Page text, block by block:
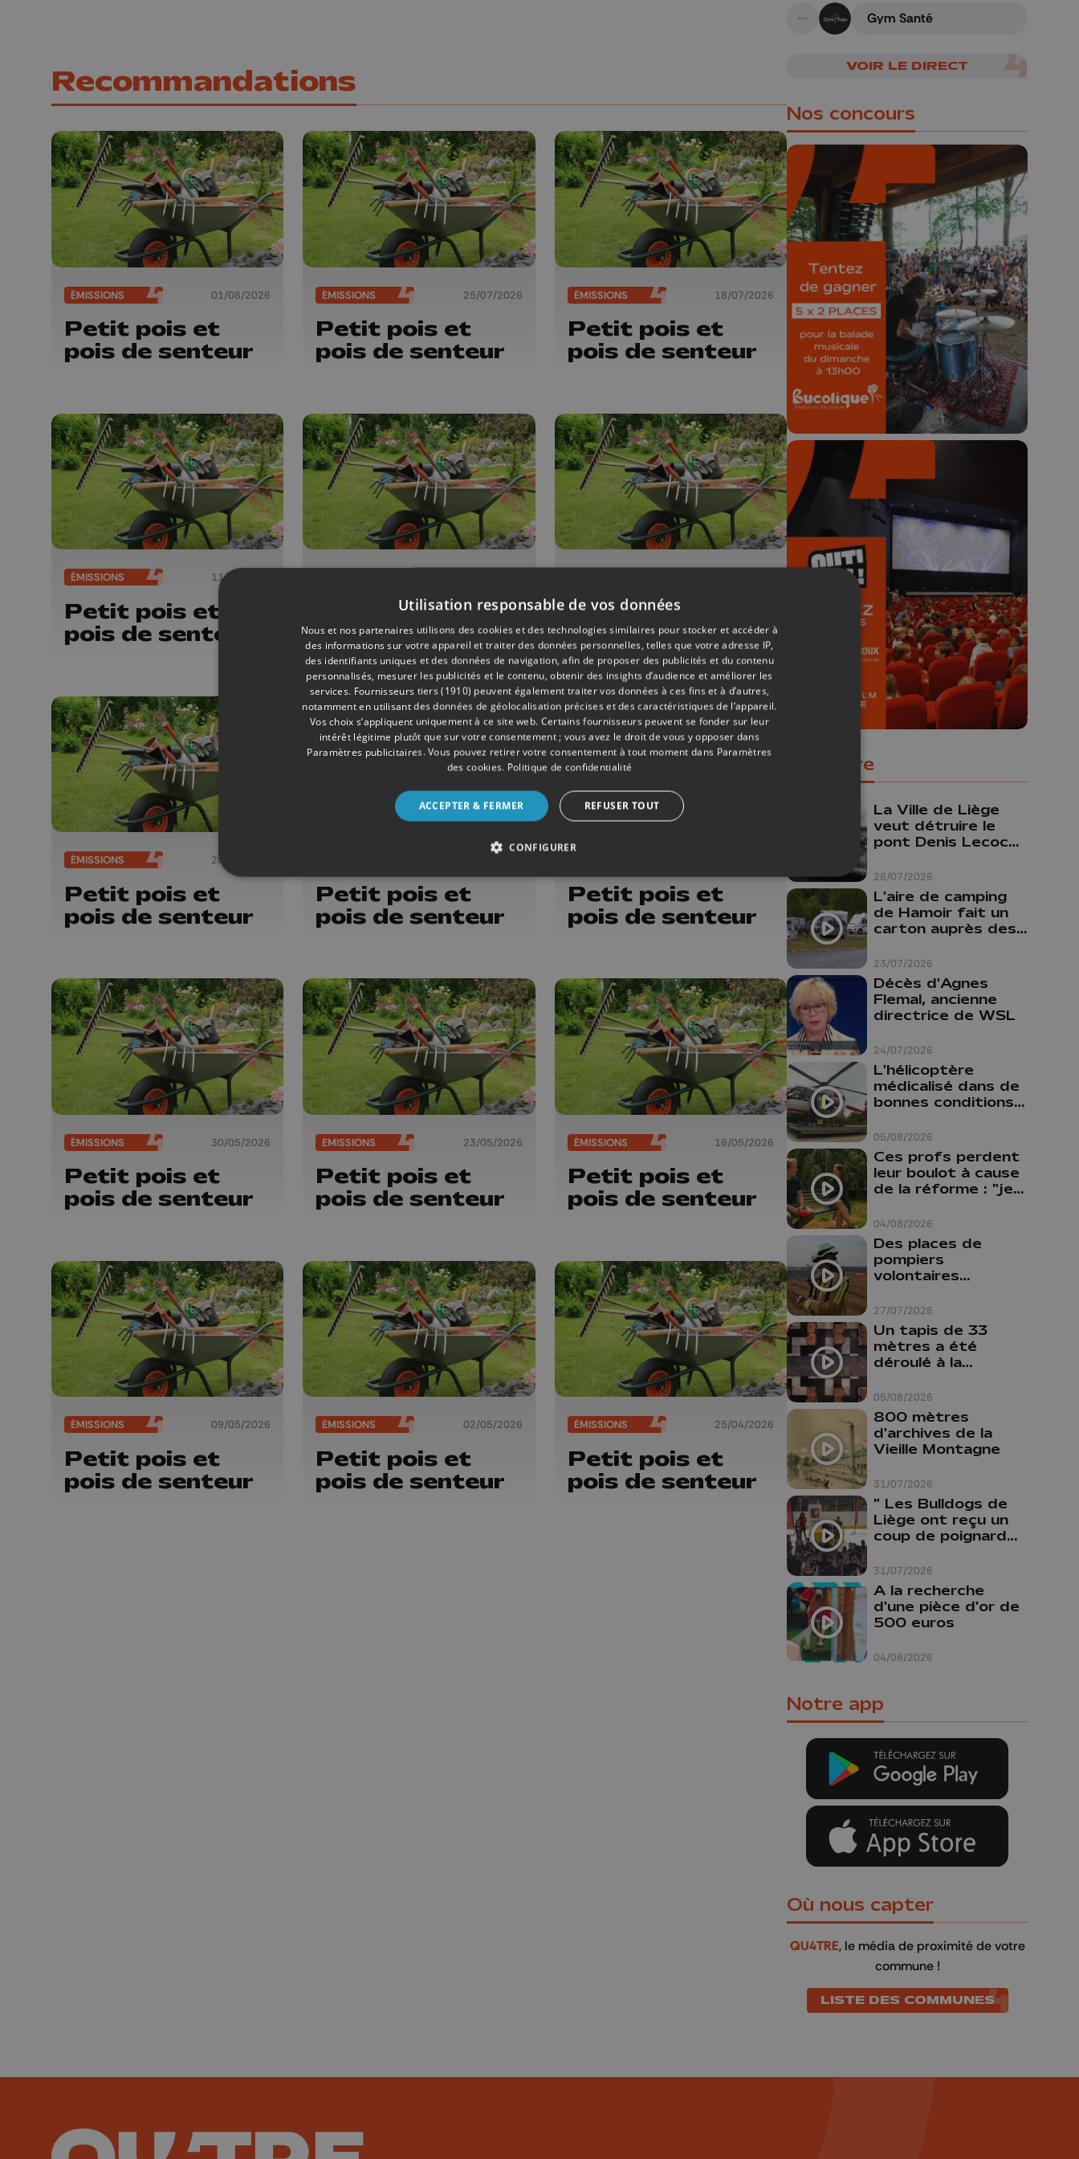
Recommandations
ÉMISSIONS 01/08/2026
Petit pois et
pois de senteur
ÉMISSIONS 25/07/2026
Petit pois et
pois de senteur
ÉMISSIONS 18/07/2026
Petit pois et
pois de senteur
ÉMISSIONS 11/07/2026
Petit pois et
pois de senteur
Petit pois et
pois de senteur
Petit pois et
pois de senteur
ÉMISSIONS 20/06/2026
Petit pois et
pois de senteur
Petit pois et
pois de senteur
Petit pois et
pois de senteur
ÉMISSIONS 30/05/2026
Petit pois et
pois de senteur
ÉMISSIONS 23/05/2026
Petit pois et
pois de senteur
ÉMISSIONS 16/05/2026
Petit pois et
pois de senteur
ÉMISSIONS 09/05/2026
Petit pois et
pois de senteur
ÉMISSIONS 02/05/2026
Petit pois et
pois de senteur
ÉMISSIONS 25/04/2026
Petit pois et
pois de senteur
A suivre
Gym Santé
VOIR LE DIRECT
Nos concours
🎁 Gagnez 5x2
places pour le
Bucolique Ferrières
Festival 🌿🎶
Concours valable jusqu'au 9 août,
23h59.
🎬 Concours CUT x
Les Grignoux ✨
Concours permanent - 2 places à
gagner chaque semaine !
Populaire
28/07/2026
La Ville de Liège
veut détruire le
pont Denis Lecocq
budget pour le
faire
23/07/2026
L'aire de camping
de Hamoir fait un
carton auprès des
24/07/2026
Décès d'Agnes
Flemal, ancienne
directrice de WSL
05/08/2026
L'hélicoptère
médicalisé dans de
bonnes conditions à
04/08/2026
Ces profs perdent
leur boulot à cause
de la réforme : "je
comme prof que
comme
pharmacienne"
27/07/2026
Des places de
pompiers
volontaires
province de Liège :
"Un citoyen qui
n'est formé ne
peut pas nous
aider"
05/08/2026
Un tapis de 33
mètres a été
déroulé à la
Liège
31/07/2026
800 mètres
d'archives de la
Vieille Montagne
31/07/2026
" Les Bulldogs de
Liège ont reçu un
coup de poignard
04/08/2026
A la recherche
d'une pièce d'or de
500 euros
Notre app
Où nous capter
QU4TRE, le média de proximité de votre
commune !
LISTE DES COMMUNES
Utilisation responsable de vos données
Nous et nos partenaires utilisons des cookies et des technologies similaires pour stocker et accéder à
des informations sur votre appareil et traiter des données personnelles, telles que votre adresse IP,
des identifiants uniques et des données de navigation, afin de proposer des publicités et du contenu
personnalisés, mesurer les publicités et le contenu, obtenir des insights d’audience et améliorer les
services. Fournisseurs tiers (1910) peuvent également traiter vos données à ces fins et à d’autres,
notamment en utilisant des données de géolocalisation précises et des caractéristiques de l’appareil.
Vos choix s’appliquent uniquement à ce site web. Certains fournisseurs peuvent se fonder sur leur
intérêt légitime plutôt que sur votre consentement ; vous avez le droit de vous y opposer dans
Paramètres publicitaires. Vous pouvez retirer votre consentement à tout moment dans Paramètres
des cookies. Politique de confidentialité
ACCEPTER & FERMER REFUSER TOUT
CONFIGURER